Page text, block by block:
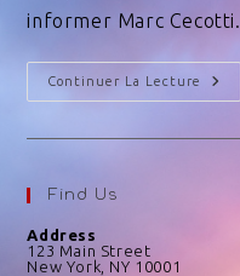
informer Marc Cecotti.
Continuer La Lecture
Find Us
Address
123 Main Street
New York, NY 10001